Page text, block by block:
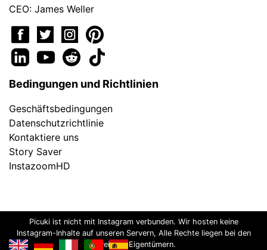
CEO: James Weller
Bedingungen und Richtlinien
Geschäftsbedingungen
Datenschutzrichtlinie
Kontaktiere uns
Story Saver
InstazoomHD
Picuki ist nicht mit Instagram verbunden. Wir hosten keine
Instagram-Inhalte auf unseren Servern, Alle Rechte liegen bei den
jeweiligen Eigentümern.